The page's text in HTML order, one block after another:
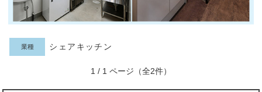
業種 シェアキッチン
1 / 1 ページ（全2件）